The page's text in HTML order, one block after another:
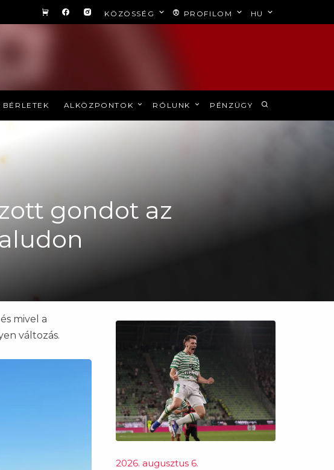
KÖZÖSSÉG PROFILOM HU
BÉRLETEK ALKÖZPONTOK RÓLUNK PÉNZÜGY
gondot az
mivel a
változás.
2026. augusztus 6.